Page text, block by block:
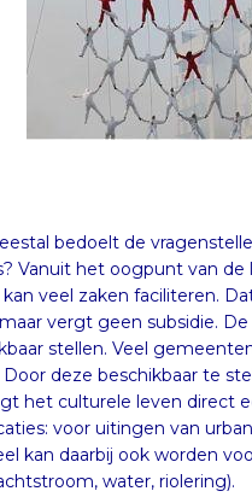
bedoelt de
Vanuit het oogpunt van de
veel zaken faciliteren.
maar vergt geen subsidie.
stellen. Veel
deze beschikbaar te
het culturele leven direct
voor uitingen van
kan daarbij ook worden
water, riolering).